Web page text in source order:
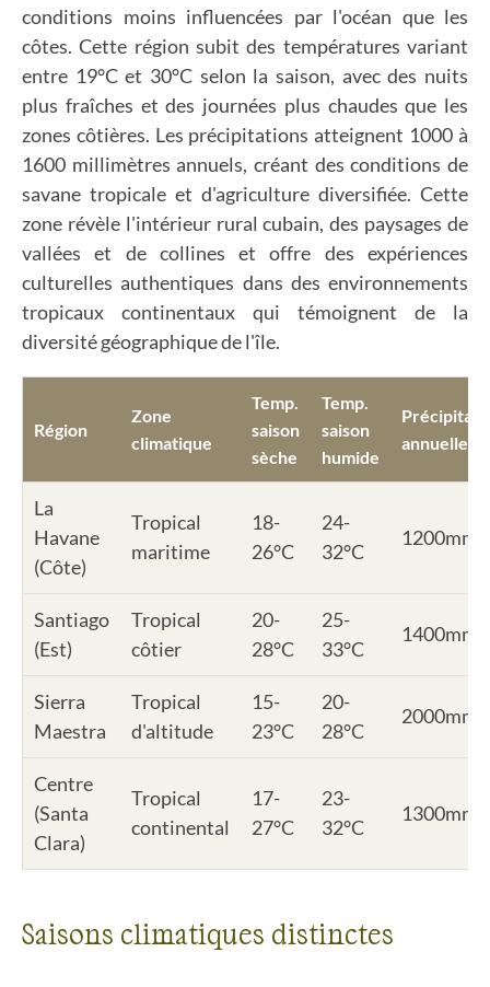
conditions moins influencées par l'océan que les
côtes. Cette région subit des températures variant
entre 19°C et 30°C selon la saison, avec des nuits
plus fraîches et des journées plus chaudes que les
zones côtières. Les précipitations atteignent 1000 à
1600 millimètres annuels, créant des conditions de
savane tropicale et d'agriculture diversifiée. Cette
zone révèle l'intérieur rural cubain, des paysages de
vallées et de collines et offre des expériences
culturelles authentiques dans des environnements
tropicaux continentaux qui témoignent de la
diversité géographique de l'île.
Région
Zone
climatique
Temp.
saison
sèche
Temp.
saison
humide
annuelles
La
Havane
(Côte)
Tropical
maritime
18-
26°C
24-
32°C
1200mm
Santiago
(Est)
Tropical
côtier
20-
28°C
25-
33°C
1400mm
Sierra
Maestra
Tropical
d'altitude
15-
23°C
20-
28°C
2000mm
Centre
(Santa
Clara)
Tropical
continental
17-
27°C
23-
32°C
1300mm
Saisons climatiques distinctes